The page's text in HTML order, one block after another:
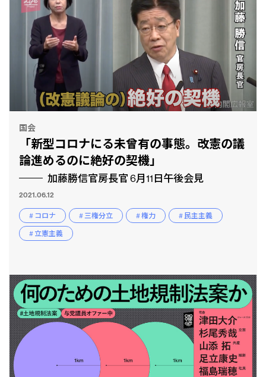
国会
「新型コロナにる未曾有の事態。改憲の議
論進めるのに絶好の契機」
加藤勝信官房長官 6月11日午後会見
2021.06.12
# コロナ # 三権分立 # 権力
# 民主主義
# 立憲主義